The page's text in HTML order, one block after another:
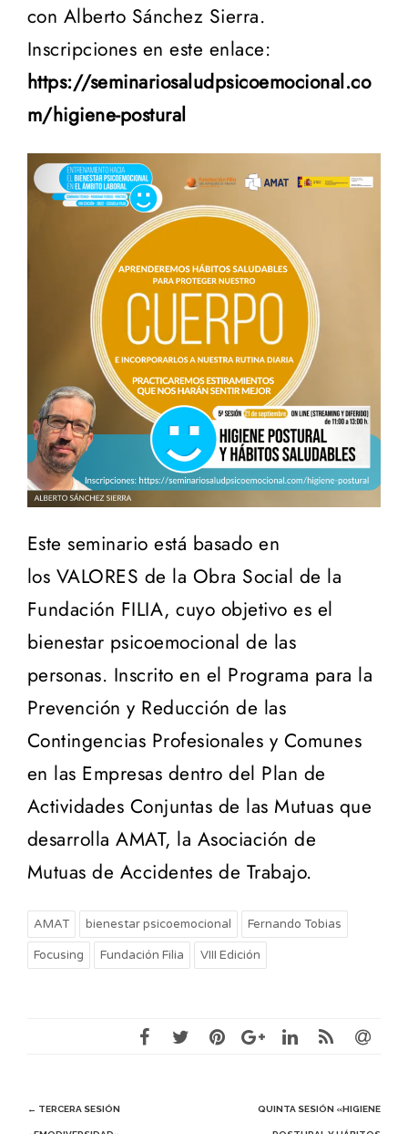
con Alberto Sánchez Sierra.
Inscripciones en este enlace:
https://seminariosaludpsicoemocional.co
m/higiene-postural
Este seminario está basado en
los VALORES de la Obra Social de la
Fundación FILIA, cuyo objetivo es el
bienestar psicoemocional de las
personas. Inscrito en el Programa para la
Prevención y Reducción de las
Contingencias Profesionales y Comunes
en las Empresas dentro del Plan de
Actividades Conjuntas de las Mutuas que
desarrolla AMAT, la Asociación de
Mutuas de Accidentes de Trabajo.
AMAT bienestar psicoemocional Fernando Tobias
Focusing Fundación Filia VIII Edición
Post
← TERCERA SESIÓN QUINTA SESIÓN «HIGIENE